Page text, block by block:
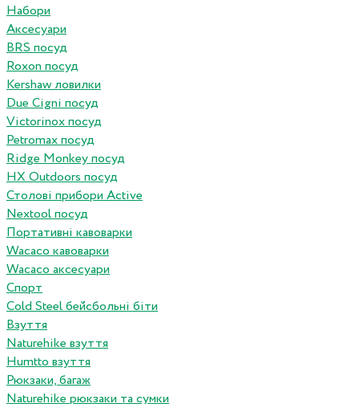
Набори
Аксесуари
BRS посуд
Roxon посуд
Kershaw ловилки
Due Cigni посуд
Victorinox посуд
Petromax посуд
Ridge Monkey посуд
HX Outdoors посуд
Столові прибори Active
Nextool посуд
Портативні кавоварки
Wacaco кавоварки
Wacaco аксесуари
Спорт
Cold Steel бейсбольні біти
Взуття
Naturehike взуття
Humtto взуття
Рюкзаки, багаж
Naturehike рюкзаки та сумки